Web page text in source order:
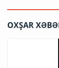
OXŞAR